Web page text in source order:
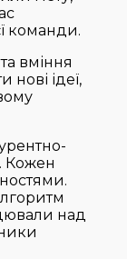
команди.
вміння
нові ідеї,
Кожен
над